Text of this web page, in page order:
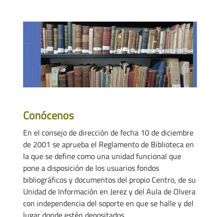
Conócenos
En el consejo de dirección de fecha 10 de diciembre
de 2001 se aprueba el Reglamento de Biblioteca en
la que se define como una unidad funcional que
pone a disposición de los usuarios fondos
bibliográficos y documentos del propio Centro, de su
Unidad de Información en Jerez y del Aula de Olvera
con independencia del soporte en que se halle y del